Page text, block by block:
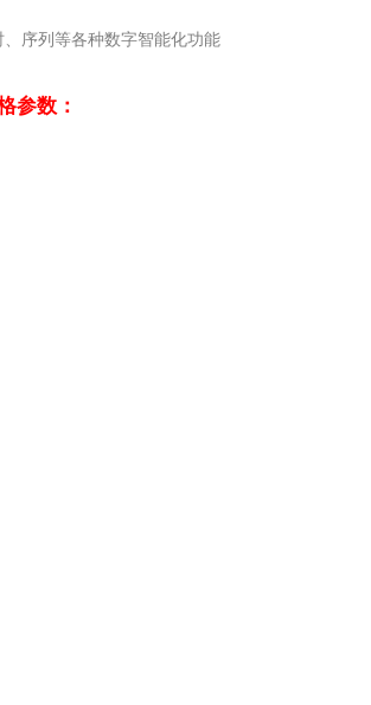
序列等各种数字智能化功能
参数：